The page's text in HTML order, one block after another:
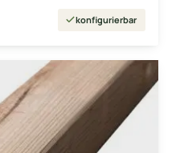
konfigurierbar